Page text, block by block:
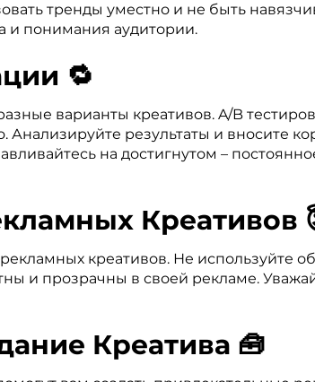
тренды уместно и не быть
и понимания аудитории.
🔁
варианты креативов. A/B
Анализируйте результаты и вносите
на достигнутом –
Креативов
креативов. Не используйте
и прозрачны в своей рекламе.
Креатива 🧰